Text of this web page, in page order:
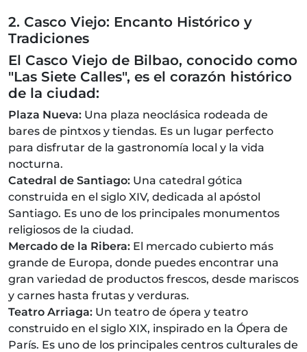
2. Casco Viejo: Encanto Histórico y
Tradiciones
El Casco Viejo de Bilbao, conocido como
"Las Siete Calles", es el corazón histórico
de la ciudad:
Plaza Nueva: Una plaza neoclásica rodeada de
bares de pintxos y tiendas. Es un lugar perfecto
para disfrutar de la gastronomía local y la vida
nocturna.
Catedral de Santiago: Una catedral gótica
construida en el siglo XIV, dedicada al apóstol
Santiago. Es uno de los principales monumentos
religiosos de la ciudad.
Mercado de la Ribera: El mercado cubierto más
grande de Europa, donde puedes encontrar una
gran variedad de productos frescos, desde mariscos
y carnes hasta frutas y verduras.
Teatro Arriaga: Un teatro de ópera y teatro
construido en el siglo XIX, inspirado en la Ópera de
París. Es uno de los principales centros culturales de